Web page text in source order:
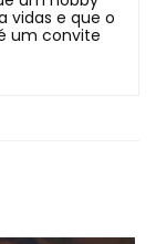
vidas e que o
um convite